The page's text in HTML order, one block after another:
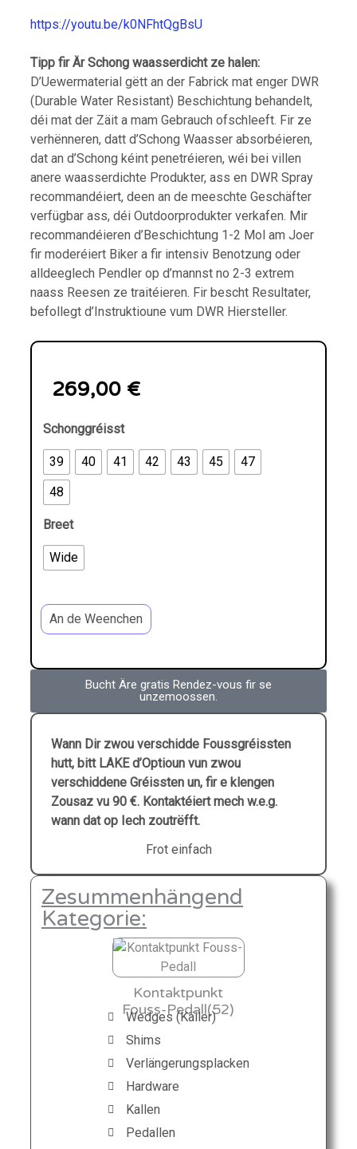
https://youtu.be/k0NFhtQgBsU
Tipp fir Är Schong waasserdicht ze halen:
D’Uewermaterial gëtt an der Fabrick mat enger DWR
(Durable Water Resistant) Beschichtung behandelt,
déi mat der Zäit a mam Gebrauch ofschleeft. Fir ze
verhënneren, datt d’Schong Waasser absorbéieren,
dat an d’Schong kéint penetréieren, wéi bei villen
anere waasserdichte Produkter, ass en DWR Spray
recommandéiert, deen an de meeschte Geschäfter
verfügbar ass, déi Outdoorprodukter verkafen. Mir
recommandéieren d’Beschichtung 1-2 Mol am Joer
fir moderéiert Biker a fir intensiv Benotzung oder
alldeeglech Pendler op d’mannst no 2-3 extrem
naass Reesen ze traitéieren. Fir bescht Resultater,
befollegt d’Instruktioune vum DWR Hiersteller.
269,00 €
Schonggréisst
39 40 41 42 43 45
47
48
Breet
Wide
An de Weenchen
Bucht Äre gratis Rendez-vous fir se
unzemoossen.
Wann Dir zwou verschidde Foussgréissten
hutt, bitt LAKE d’Optioun vun zwou
verschiddene Gréissten un, fir e klengen
Zousaz vu 90 €. Kontaktéiert mech w.e.g.
wann dat op Iech zoutrëfft.
Frot einfach
Zesummenhängend
Kategorie:
Kontaktpunkt
Fouss-Pedall(52)
Wedges (Käiler)
Shims
Verlängerungsplacken
Hardware
Kallen
Pedallen